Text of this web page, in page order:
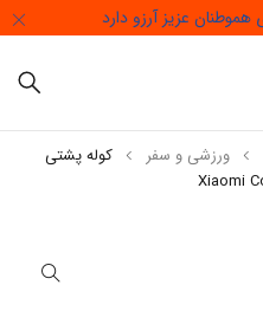
هموطنان عزیز آرزو دارد
ورزشی و سفر
کوله پشتی